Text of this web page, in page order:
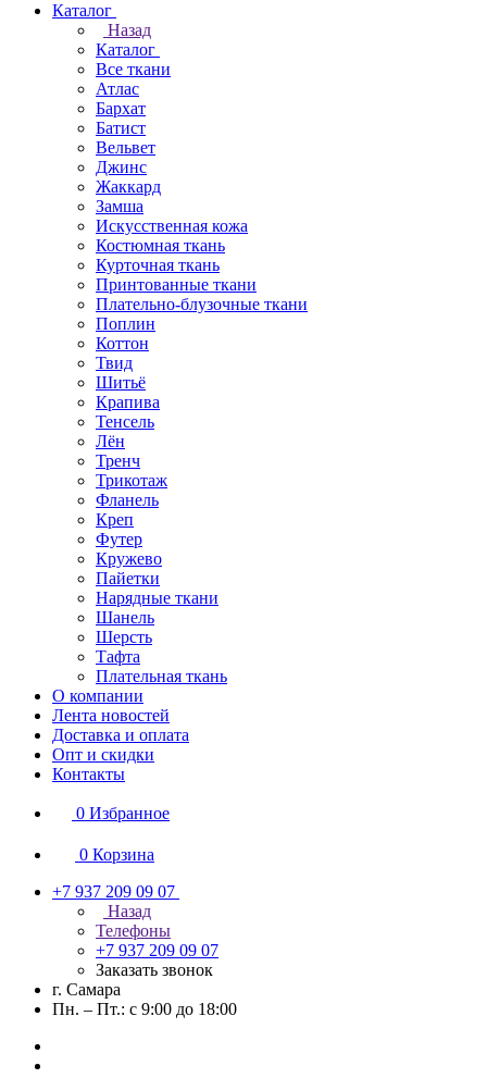
Каталог
Назад
Каталог
Все ткани
Атлас
Бархат
Батист
Вельвет
Джинс
Жаккард
Замша
Искусственная кожа
Костюмная ткань
Курточная ткань
Принтованные ткани
Плательно-блузочные ткани
Поплин
Коттон
Твид
Шитьё
Крапива
Тенсель
Лён
Тренч
Трикотаж
Фланель
Креп
Футер
Кружево
Пайетки
Нарядные ткани
Шанель
Шерсть
Тафта
Плательная ткань
О компании
Лента новостей
Доставка и оплата
Опт и скидки
Контакты
0 Избранное
0 Корзина
+7 937 209 09 07
Назад
Телефоны
+7 937 209 09 07
Заказать звонок
г. Самара
Пн. – Пт.: с 9:00 до 18:00